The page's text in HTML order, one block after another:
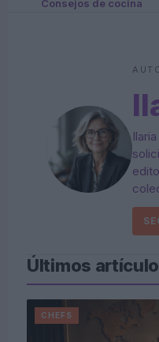
Consejos de cocina
Últimos
CHEFS